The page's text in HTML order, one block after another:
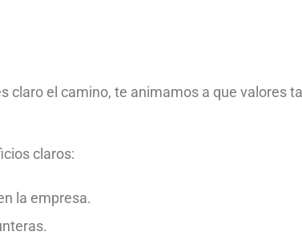
claro el camino, te animamos a que valores
claros:
la empresa.